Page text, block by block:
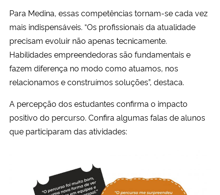
Para Medina, essas competências tornam-se cada vez
mais indispensáveis. “Os profissionais da atualidade
precisam evoluir não apenas tecnicamente.
Habilidades empreendedoras são fundamentais e
fazem diferença no modo como atuamos, nos
relacionamos e construímos soluções”, destaca.
A percepção dos estudantes confirma o impacto
positivo do percurso. Confira algumas falas de alunos
que participaram das atividades: